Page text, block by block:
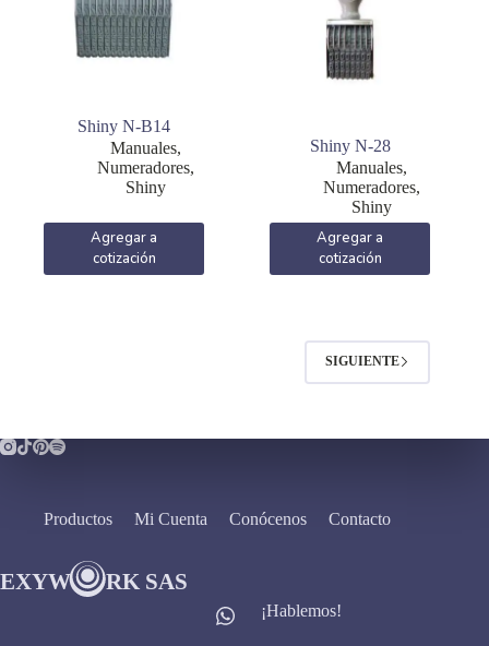
Shiny N-B14
Manuales,
Numeradores,
Shiny
Agregar a
cotización
Shiny N-28
Manuales,
Numeradores,
Shiny
Agregar a
cotización
SIGUIENTE
Productos Mi Cuenta Conócenos Contacto
¡Hablemos!